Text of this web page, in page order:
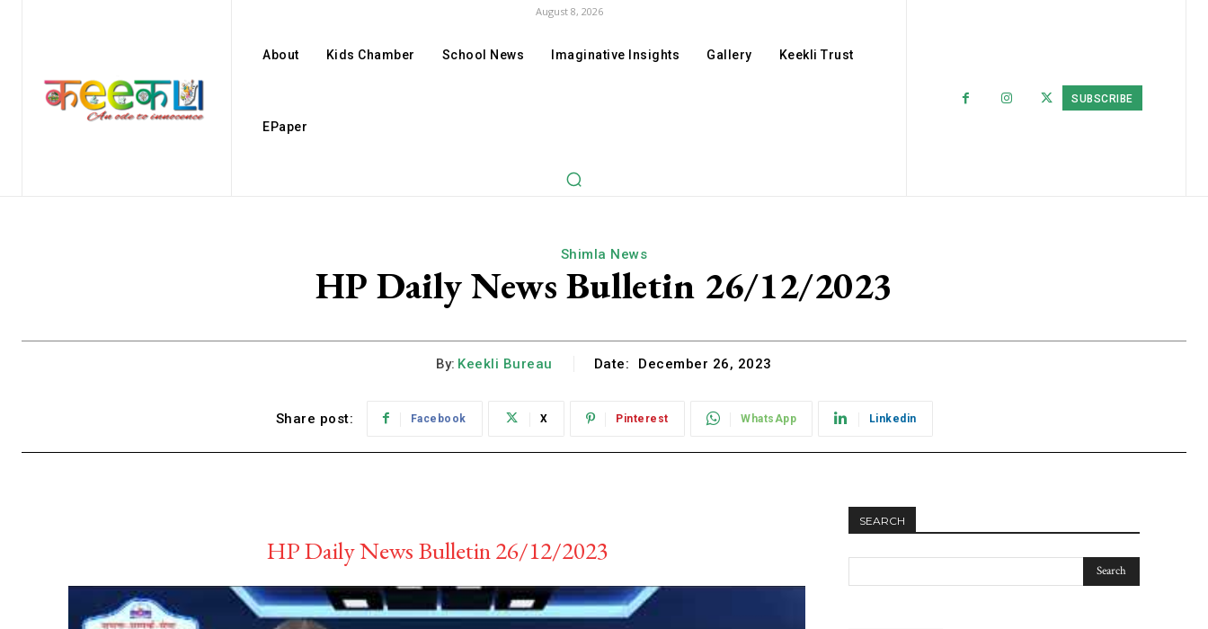
August 8, 2026
About Kids Chamber School News Imaginative Insights Gallery Keekli Trust
EPaper
SUBSCRIBE
Shimla News
HP Daily News Bulletin 26/12/2023
By: Keekli Bureau Date: December 26, 2023
Share post: Facebook X Pinterest WhatsApp Linkedin
HP Daily News Bulletin 26/12/2023
SEARCH